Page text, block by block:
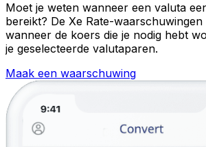
Moet je weten wanneer een valuta
bereikt? De Xe Rate-
wanneer de koers die je nodig hebt
je geselecteerde valutaparen.
Maak een waarschuwing